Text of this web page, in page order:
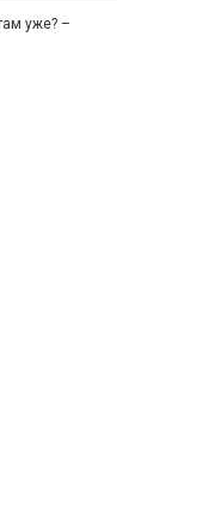
уже? –